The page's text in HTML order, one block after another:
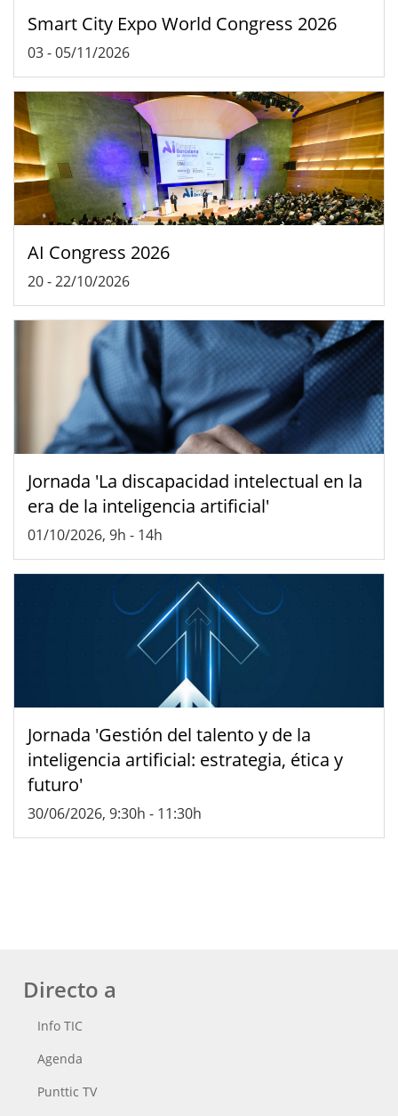
Smart City Expo World Congress 2026
03-05/11/2026
AI Congress 2026
20-22/10/2026
Jornada 'La discapacidad intelectual en la
era de la inteligencia artificial'
01/10/2026, 9h - 14h
Jornada 'Gestión del talento y de la
inteligencia artificial: estrategia, ética y
futuro'
30/06/2026, 9:30h - 11:30h
Directo a
Info TIC
Agenda
Punttic TV